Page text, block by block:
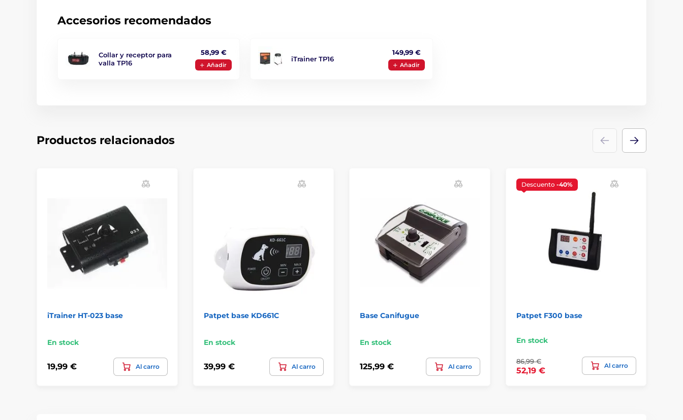
Accesorios recomendados
Collar y receptor para
valla TP16
58,99 €
Aňadir
iTrainer TP16
149,99 €
Aňadir
Productos relacionados
iTrainer HT-023 base
En stock
19,99 € Al carro
Patpet base KD661C
En stock
39,99 € Al carro
Base Canifugue
En stock
125,99 € Al carro
Descuento -40%
Patpet F300 base
En stock
86,99 €
52,19 €
Al carro